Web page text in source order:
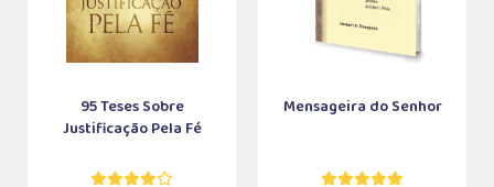
95 Teses Sobre
Justificação Pela Fé
Mensageira do Senhor